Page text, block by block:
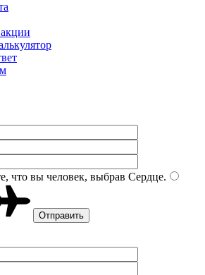
что вы человек, выбрав Сердце.